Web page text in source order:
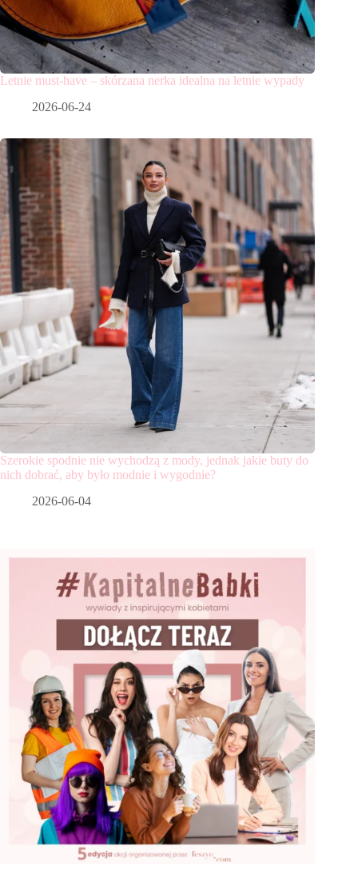
Letnie must-have – skórzana nerka idealna na letnie wypady
2026-06-24
Szerokie spodnie nie wychodzą z mody, jednak jakie buty do
nich dobrać, aby było modnie i wygodnie?
2026-06-04